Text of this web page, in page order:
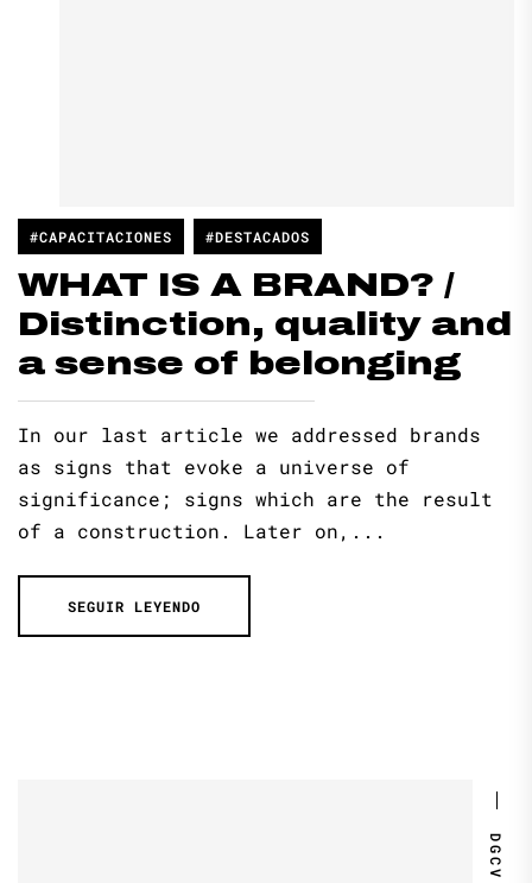
#CAPACITACIONES #DESTACADOS
WHAT IS A BRAND? /
Distinction, quality and
a sense of belonging
In our last article we addressed brands
as signs that evoke a universe of
significance; signs which are the result
of a construction. Later on,...
SEGUIR LEYENDO
DGCV™